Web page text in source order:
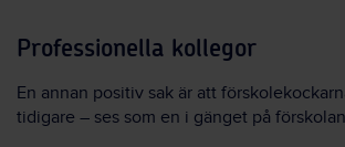
Professionella kollegor
En annan positiv sak är att
tidigare – ses som en i gänget på